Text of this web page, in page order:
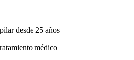
desde 25 años
médico